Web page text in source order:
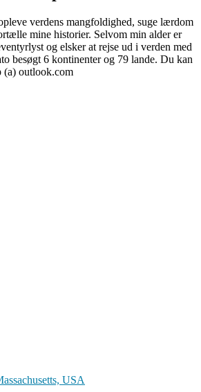
verdens mangfoldighed, suge lærdom
mine historier. Selvom min alder er
og elsker at rejse ud i verden med
besøgt 6 kontinenter og 79 lande. Du kan
(a) outlook.com